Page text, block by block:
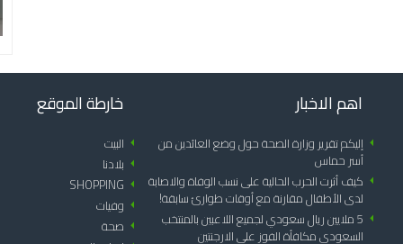
اهم الاخبار
arrow_left إليكم تقرير وزارة الصحة حول وضع العائدين من
أسر حماس
arrow_left كيف أثرت الحرب الحالية على نسب الوفاة والاصابة
لدى الأطفال مقارنة مع أوقات طوارئ سابقة!
arrow_left 5 ملايين ريال سعودي لجميع اللاعبين بالمنتخب
السعودي مكافأة الفوز على الارجنتين
خارطة الموقع
arrow_left البيت
arrow_left بلادنا
arrow_left
SHOPPING
arrow_left وفيات
arrow_left صحة